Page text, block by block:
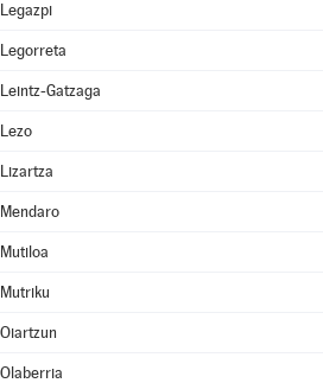
Legazpi
Legorreta
Leintz-Gatzaga
Lezo
Lizartza
Mendaro
Mutiloa
Mutriku
Oiartzun
Olaberria